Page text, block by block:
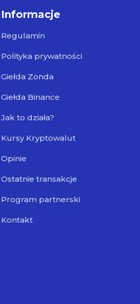
Informacje
Regulamin
Polityka prywatności
Giełda Zonda
Giełda Binance
Jak to działa?
Kursy Kryptowalut
Opinie
Ostatnie transakcje
Program partnerski
Kontakt